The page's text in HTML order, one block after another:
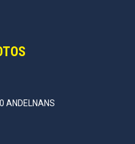
ANDELNANS